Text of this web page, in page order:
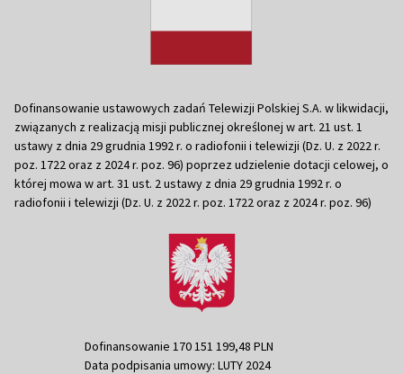
Dofinansowanie ustawowych zadań Telewizji Polskiej S.A. w likwidacji,
związanych z realizacją misji publicznej określonej w art. 21 ust. 1
ustawy z dnia 29 grudnia 1992 r. o radiofonii i telewizji (Dz. U. z 2022 r.
poz. 1722 oraz z 2024 r. poz. 96) poprzez udzielenie dotacji celowej, o
której mowa w art. 31 ust. 2 ustawy z dnia 29 grudnia 1992 r. o
radiofonii i telewizji (Dz. U. z 2022 r. poz. 1722 oraz z 2024 r. poz. 96)
Dofinansowanie 170 151 199,48 PLN
Data podpisania umowy: LUTY 2024